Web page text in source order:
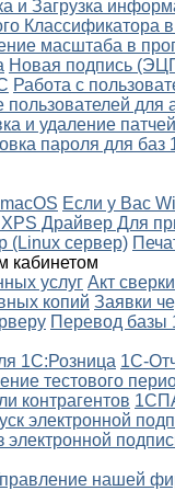
и Загрузка
Классификатора
масштаба в
Новая подпись
Работа с
пользователей для
и удаление
пароля для
Если у Вас
XPS Драйвер Для
(Linux сервер)
кабинетом
услуг Акт сверки
копий Заявки
Перевод базы
1С:Розница 1С-
тестового
контрагентов
электронной
нашей